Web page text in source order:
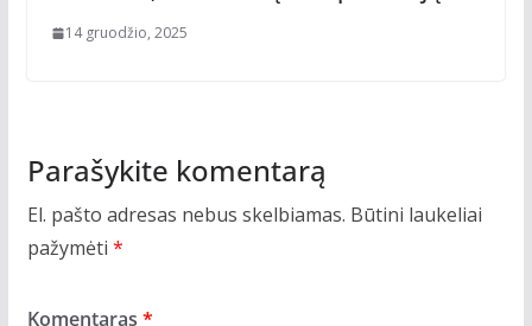
14 gruodžio, 2025
Parašykite komentarą
El. pašto adresas nebus skelbiamas. Būtini laukeliai
pažymėti *
Komentaras *